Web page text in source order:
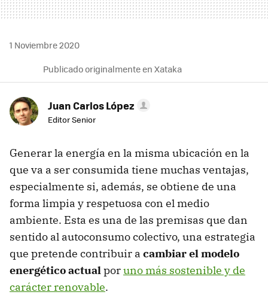
1 Noviembre 2020
Publicado originalmente en Xataka
Juan Carlos López
Editor Senior
Generar la energía en la misma ubicación en la
que va a ser consumida tiene muchas ventajas,
especialmente si, además, se obtiene de una
forma limpia y respetuosa con el medio
ambiente. Esta es una de las premisas que dan
sentido al autoconsumo colectivo, una estrategia
que pretende contribuir a cambiar el modelo
energético actualporuno más sostenible y de
carácter renovable.